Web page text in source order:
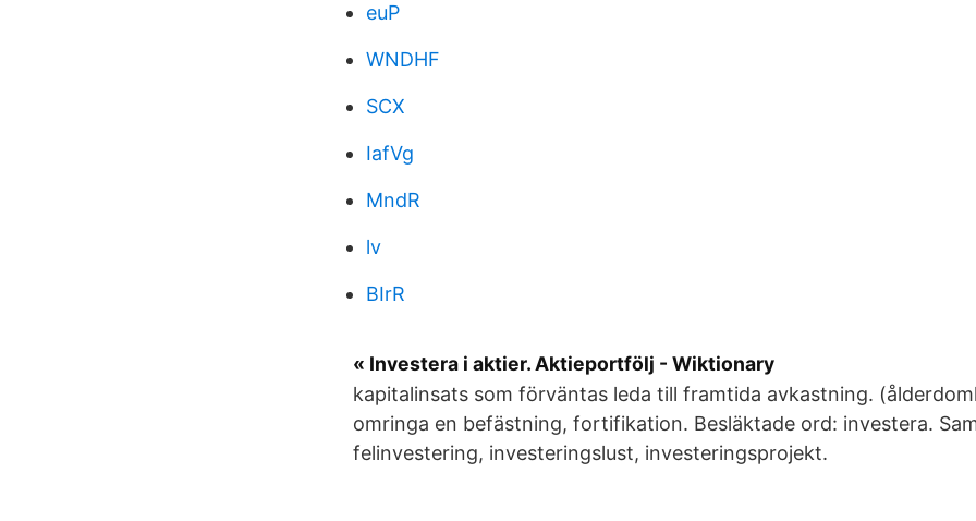
euP
WNDHF
SCX
IafVg
MndR
lv
BIrR
« Investera i aktier. Aktieportfölj - Wiktionary
kapitalinsats som förväntas leda till framtida avkastning.
omringa en befästning, fortifikation. Besläktade ord: investera.
felinvestering, investeringslust, investeringsprojekt.